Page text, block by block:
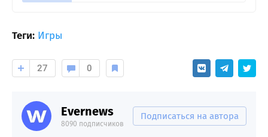
Теги: Игры
27 0
Evernews
8090 подписчиков
Подписаться на автора